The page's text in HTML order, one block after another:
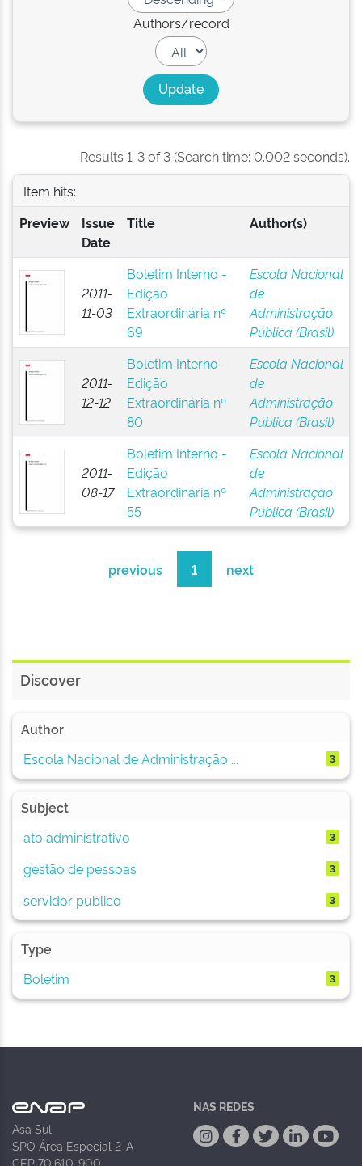
Authors/record
Results 1-3 of 3 (Search time: 0.002 seconds).
Item hits:
Preview
Issue
Date
Title Author(s)
2011-
11-03
Boletim Interno -
Edição
Extraordinária nº
69
Escola Nacional
de
Administração
Pública (Brasil)
2011-
12-12
Boletim Interno -
Edição
Extraordinária nº
80
Escola Nacional
de
Administração
Pública (Brasil)
2011-
08-17
Boletim Interno -
Edição
Extraordinária nº
55
Escola Nacional
de
Administração
Pública (Brasil)
previous 1 next
Discover
Author
Escola Nacional de Administração ...
3
Subject
ato administrativo
3
gestão de pessoas 3
servidor publico 3
Type
Boletim
3
Asa Sul
SPO Área Especial 2-A
CEP 70.610-900
NAS REDES